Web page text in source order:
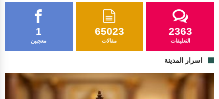
1
معجبين
65023
مقالات
2363
التعليقات
اسرار المدينة